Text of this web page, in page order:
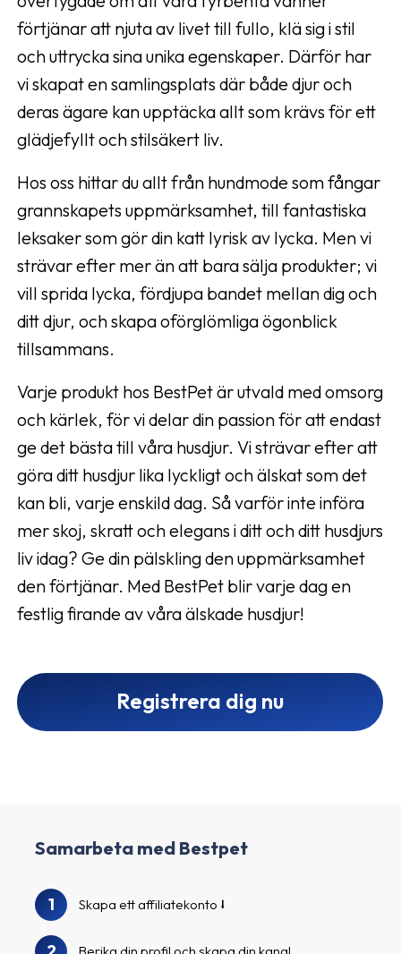
förtjänar att njuta av livet till fullo, klä sig i stil
och uttrycka sina unika egenskaper. Därför har
vi skapat en samlingsplats där både djur och
deras ägare kan upptäcka allt som krävs för ett
glädjefyllt och stilsäkert liv.
Hos oss hittar du allt från hundmode som fångar
grannskapets uppmärksamhet, till fantastiska
leksaker som gör din katt lyrisk av lycka. Men vi
strävar efter mer än att bara sälja produkter; vi
vill sprida lycka, fördjupa bandet mellan dig och
ditt djur, och skapa oförglömliga ögonblick
tillsammans.
Varje produkt hos BestPet är utvald med omsorg
och kärlek, för vi delar din passion för att endast
ge det bästa till våra husdjur. Vi strävar efter att
göra ditt husdjur lika lyckligt och älskat som det
kan bli, varje enskild dag. Så varför inte införa
mer skoj, skratt och elegans i ditt och ditt husdjurs
liv idag? Ge din pälskling den uppmärksamhet
den förtjänar. Med BestPet blir varje dag en
festlig firande av våra älskade husdjur!
Registrera dig nu
Samarbeta med Bestpet
1 Skapa ett affiliatekonto